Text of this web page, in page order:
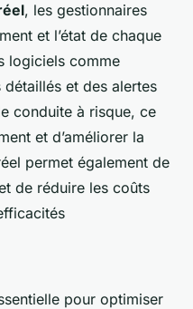
, les gestionnaires
et l’état de chaque
logiciels comme
et des alertes
conduite à risque, ce
et d’améliorer la
permet également de
de réduire les coûts
pour optimiser